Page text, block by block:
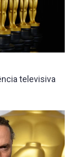
televisiva